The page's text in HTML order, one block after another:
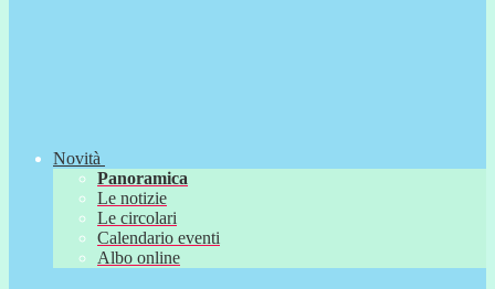
Novità
Panoramica
Le notizie
Le circolari
Calendario eventi
Albo online